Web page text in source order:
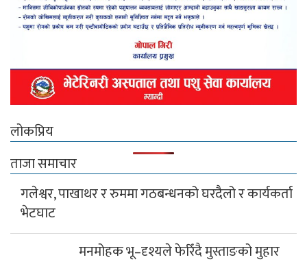
लोकप्रिय
ताजा समाचार
गलेश्वर, पाखाथर र रुममा गठबन्धनको घरदैलो र कार्यकर्ता
भेटघाट
मनमोहक भू–दृश्यले फेरिँदै मुस्ताङको मुहार